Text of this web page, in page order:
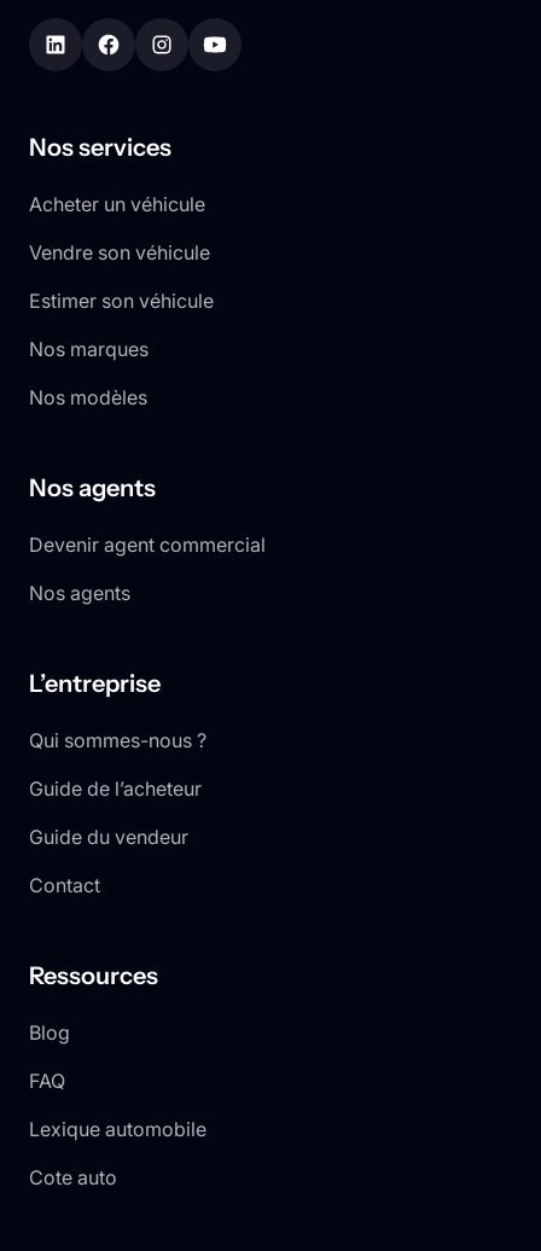
Nos services
Acheter un véhicule
Vendre son véhicule
Estimer son véhicule
Nos marques
Nos modèles
Nos agents
Devenir agent commercial
Nos agents
L’entreprise
Qui sommes-nous ?
Guide de l’acheteur
Guide du vendeur
Contact
Ressources
Blog
FAQ
Lexique automobile
Cote auto